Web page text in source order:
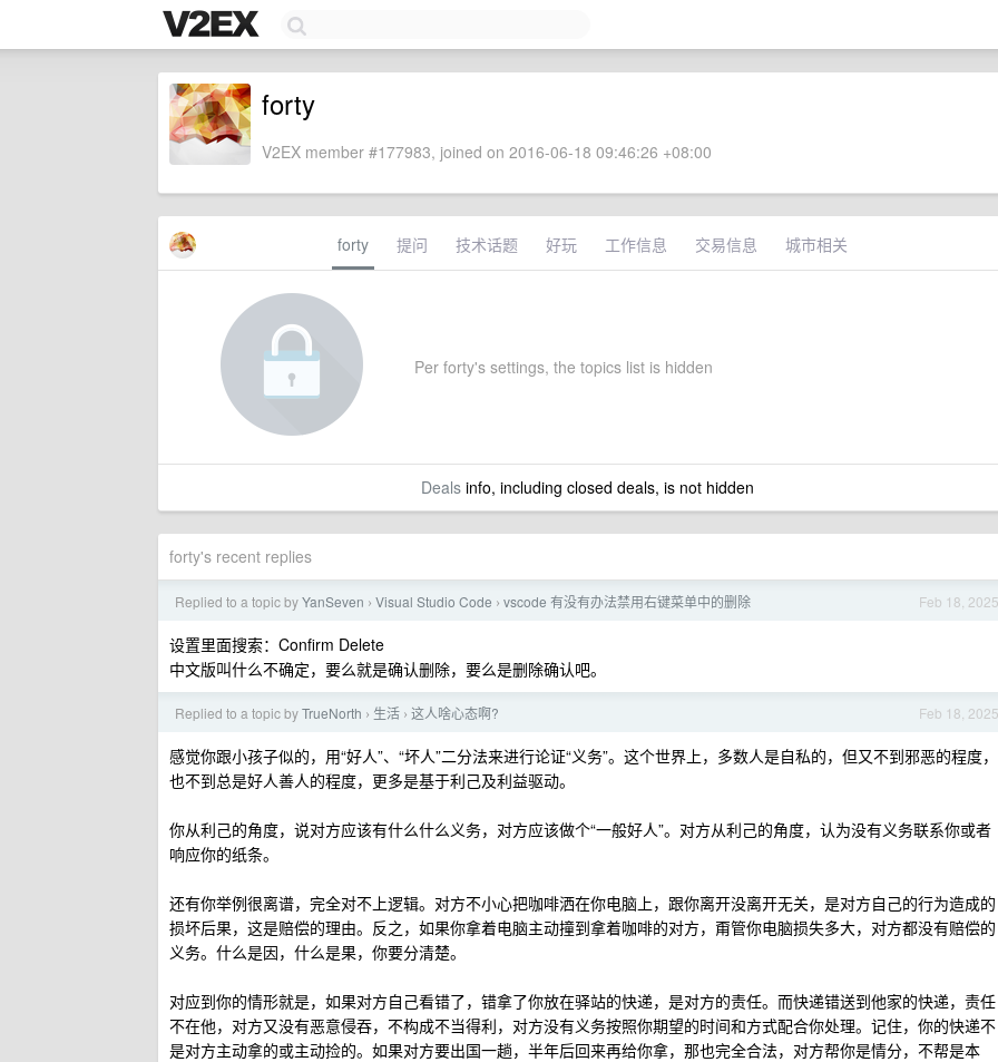
forty
V2EX member #177983, joined on 2016-06-18 09:46:26 +08:00
forty 提问 技术话题 好玩 工作信息 交易信息 城市相关
Per forty's settings, the topics list is hidden
Dealsinfo, including closed deals, is not hidden
forty's recent replies
Feb 18, 2025
Replied to a topic byYanSeven › Visual Studio Code › vscode 有没有办法禁用右键菜单中的删除
设置里面搜索：Confirm Delete
中文版叫什么不确定，要么就是确认删除，要么是删除确认吧。
Feb 18, 2025
Replied to a topic byTrueNorth › 生活 › 这人啥心态啊?
感觉你跟小孩子似的，用“好人”、“坏人”二分法来进行论证“义务”。这个世界上，多数人是自私的，但又不到邪恶的程度，
也不到总是好人善人的程度，更多是基于利己及利益驱动。
你从利己的角度，说对方应该有什么什么义务，对方应该做个“一般好人”。对方从利己的角度，认为没有义务联系你或者
响应你的纸条。
还有你举例很离谱，完全对不上逻辑。对方不小心把咖啡洒在你电脑上，跟你离开没离开无关，是对方自己的行为造成的
损坏后果，这是赔偿的理由。反之，如果你拿着电脑主动撞到拿着咖啡的对方，甭管你电脑损失多大，对方都没有赔偿的
义务。什么是因，什么是果，你要分清楚。
对应到你的情形就是，如果对方自己看错了，错拿了你放在驿站的快递，是对方的责任。而快递错送到他家的快递，责任
不在他，对方又没有恶意侵吞，不构成不当得利，对方没有义务按照你期望的时间和方式配合你处理。记住，你的快递不
是对方主动拿的或主动捡的。如果对方要出国一趟，半年后回来再给你拿，那也完全合法，对方帮你是情分，不帮是本